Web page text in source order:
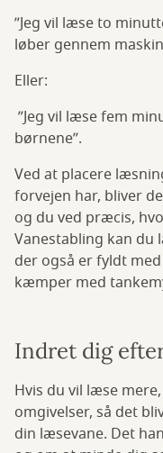
”Jeg vil læse to
løber gennem
Eller:
”Jeg vil læse fem
børnene”.
Ved at placere
forvejen har, bliver
og du ved præcis,
Vanestabling kan du
der også er fyldt
kæmper med
Indret dig
Hvis du vil læse
omgivelser, så det
din læsevane. Det